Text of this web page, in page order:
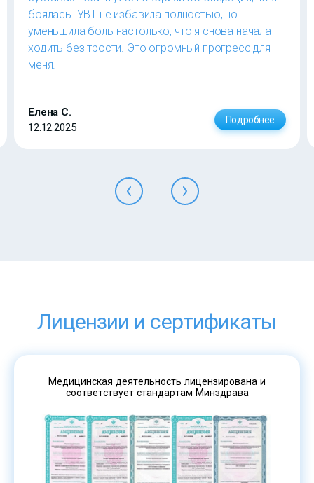
боялась. УВТ не избавила полностью, но
уменьшила боль настолько, что я снова начала
ходить без трости. Это огромный прогресс для
меня.
Елена С.
12.12.2025
Подробнее
Лицензии и сертификаты
Медицинская деятельность лицензирована и
соответствует стандартам Минздрава